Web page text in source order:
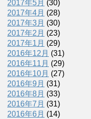
2017年5月 (30)
2017年4月 (28)
2017年3月 (30)
2017年2月 (23)
2017年1月 (29)
2016年12月 (31)
2016年11月 (29)
2016年10月 (27)
2016年9月 (31)
2016年8月 (33)
2016年7月 (31)
2016年6月 (14)